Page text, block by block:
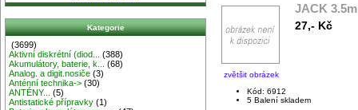
Kategorie
(3699)
Aktivní diskrétní (diod...
(388)
Akumulátory, baterie, k...
(68)
Analog. a digit.nosiče (3)
Anténní technika-> (30)
ANTÉNY...
(5)
Antistatické přípravky (1)
zvětšit obrázek
JACK
27,- Kč
Kód: 6912
5 Balení skladem